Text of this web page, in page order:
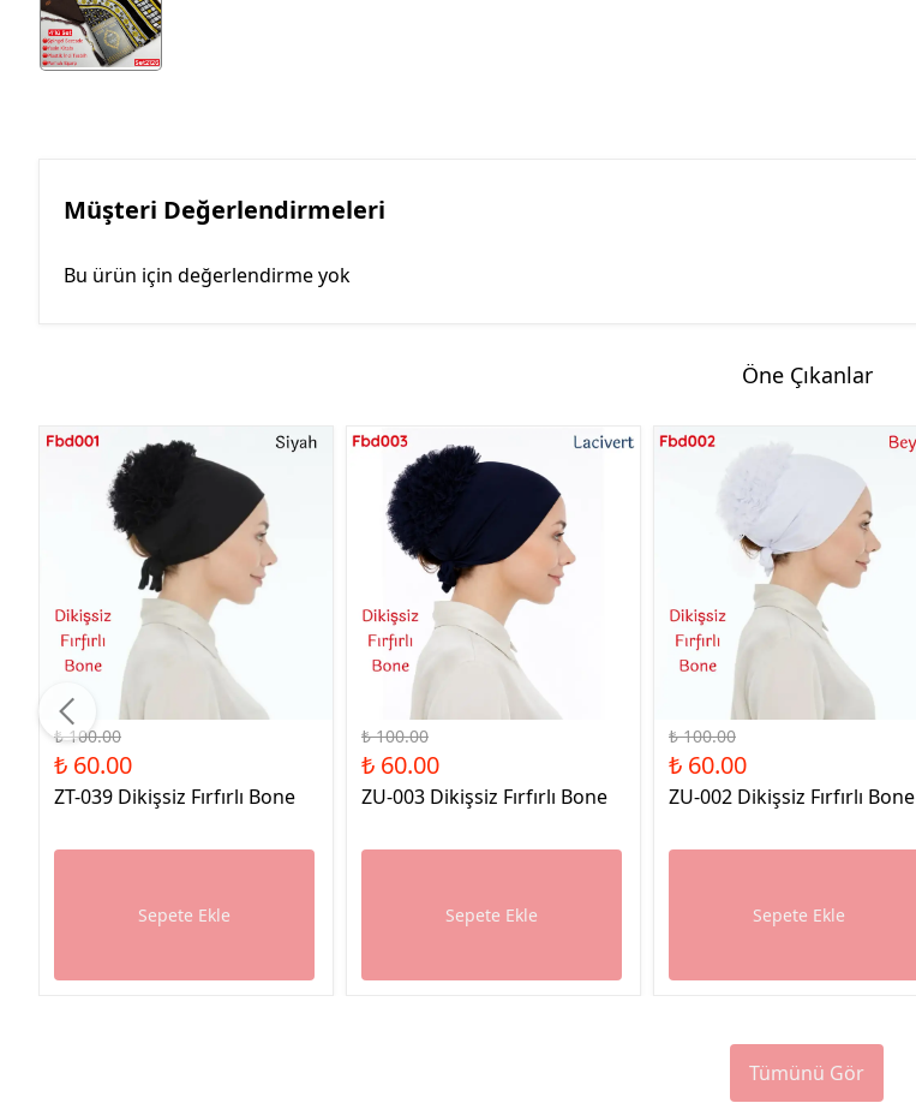
Müşteri Değerlendirmeleri
Bu ürün için değerlendirme yok
Öne Çıkanlar
%40 İndirim
₺ 100.00
₺ 60.00
ZT-039 Dikişsiz Fırfırlı Bone
Sepete Ekle
₺ 100.00
₺ 60.00
ZU-003 Dikişsiz Fırfırlı Bone
Sepete Ekle
%40 İndirim
₺ 100.00
₺ 60.00
ZU-002 Dikişsiz Fırfırlı Bone
Sepete Ekle
Tümünü Gör